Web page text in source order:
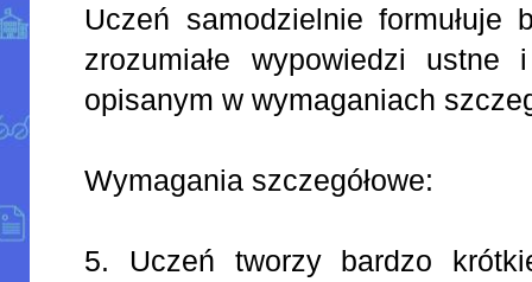
Uczeń samodzielnie formułuje
zrozumiałe wypowiedzi
opisanym w wymaganiach
Wymagania szczegółowe:
5. Uczeń tworzy bardzo